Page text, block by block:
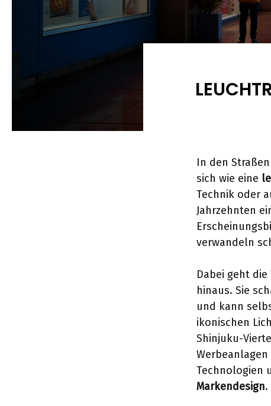
In den
sich wie eine
Technik oder
Jahrzehnten
verwandeln
Dabei geht
hinaus. Sie
und kann
ikonischen
Shinjuku-
Technologien
Markendesign.